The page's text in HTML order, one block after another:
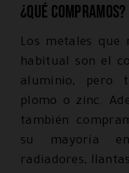
¿Qué compramos?
Los metales que
habitual son el
aluminio, pero
plomo o zinc.
también
su mayoría
radiadores,